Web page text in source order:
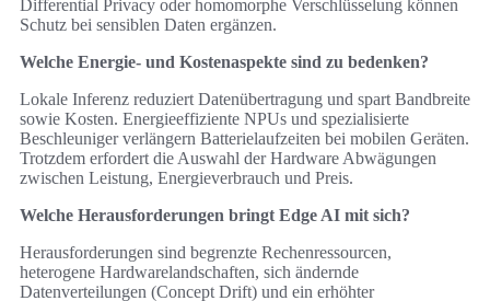
Differential Privacy oder homomorphe Verschlüsselung können
Schutz bei sensiblen Daten ergänzen.
Welche Energie‑ und Kostenaspekte sind zu bedenken?
Lokale Inferenz reduziert Datenübertragung und spart Bandbreite
sowie Kosten. Energieeffiziente NPUs und spezialisierte
Beschleuniger verlängern Batterielaufzeiten bei mobilen Geräten.
Trotzdem erfordert die Auswahl der Hardware Abwägungen
zwischen Leistung, Energieverbrauch und Preis.
Welche Herausforderungen bringt Edge AI mit sich?
Herausforderungen sind begrenzte Rechenressourcen,
heterogene Hardwarelandschaften, sich ändernde
Datenverteilungen (Concept Drift) und ein erhöhter